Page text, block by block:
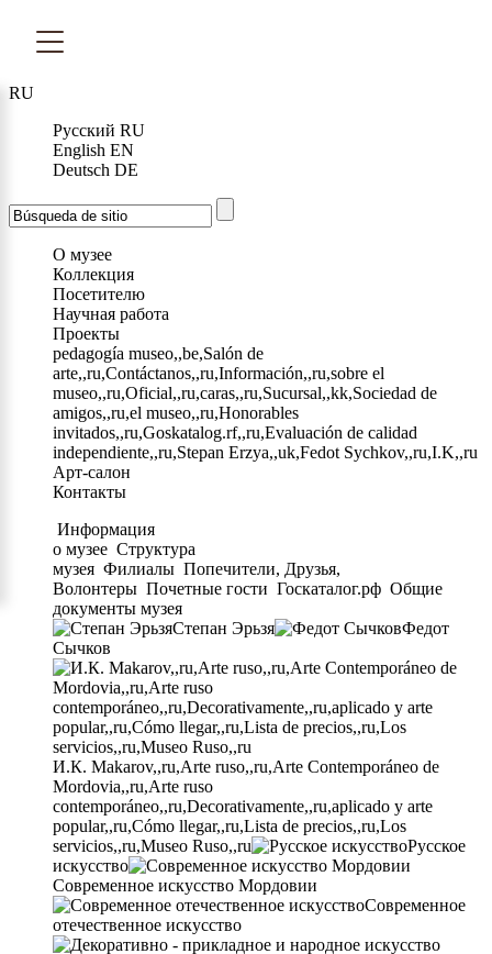
RU
Русский RU
English EN
Deutsch DE
О музее
Коллекция
Посетителю
Научная работа
Проекты
pedagogía museo,,be,Salón de
arte,,ru,Contáctanos,,ru,Información,,ru,sobre el
museo,,ru,Oficial,,ru,caras,,ru,Sucursal,,kk,Sociedad de
amigos,,ru,el museo,,ru,Honorables
invitados,,ru,Goskatalog.rf,,ru,Evaluación de calidad
independiente,,ru,Stepan Erzya,,uk,Fedot Sychkov,,ru,I.K,,ru
Арт-салон
Контакты
Информация
о музее Структура
музея Филиалы Попечители, Друзья,
Волонтеры Почетные гости Госкаталог.рф Общие
документы музея
Степан Эрьзя
Федот
Сычков
И.К. Makarov,,ru,Arte ruso,,ru,Arte Contemporáneo de
Mordovia,,ru,Arte ruso
contemporáneo,,ru,Decorativamente,,ru,aplicado y arte
popular,,ru,Cómo llegar,,ru,Lista de precios,,ru,Los
servicios,,ru,Museo Ruso,,ru
Русское
искусство
Современное искусство Мордовии
Современное
отечественное искусство